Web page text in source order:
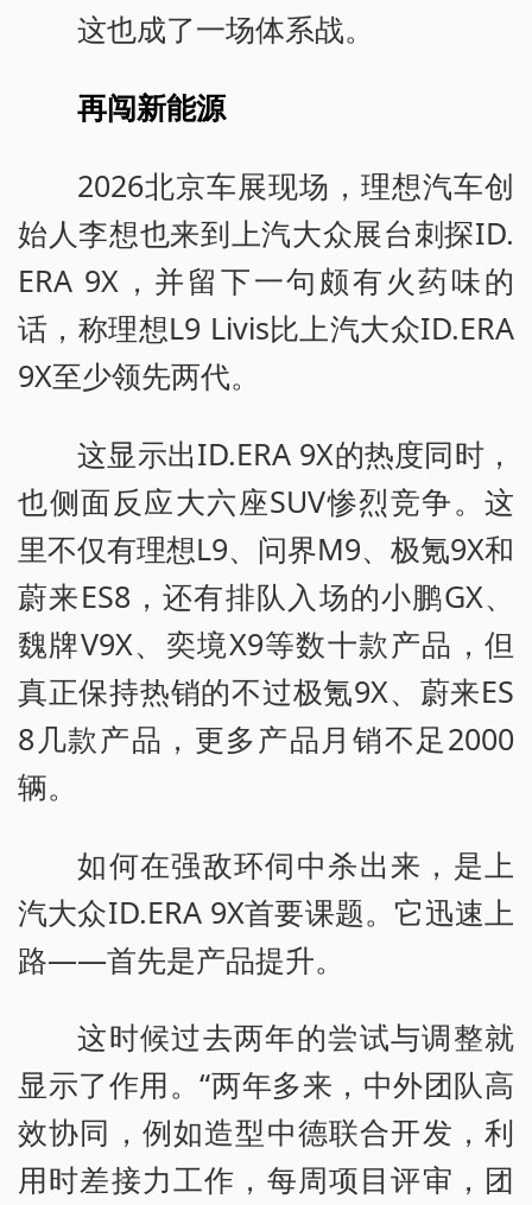
这也成了一场体系战。
再闯新能源
2026北京车展现场，理想汽车创
始人李想也来到上汽大众展台刺探ID.
ERA 9X，并留下一句颇有火药味的
话，称理想L9 Livis比上汽大众ID.ERA
9X至少领先两代。
这显示出ID.ERA 9X的热度同时，
也侧面反应大六座SUV惨烈竞争。这
里不仅有理想L9、问界M9、极氪9X和
蔚来ES8，还有排队入场的小鹏GX、
魏牌V9X、奕境X9等数十款产品，但
真正保持热销的不过极氪9X、蔚来ES
8几款产品，更多产品月销不足2000
辆。
如何在强敌环伺中杀出来，是上
汽大众ID.ERA 9X首要课题。它迅速上
路——首先是产品提升。
这时候过去两年的尝试与调整就
显示了作用。“两年多来，中外团队高
效协同，例如造型中德联合开发，利
用时差接力工作，每周项目评审，团